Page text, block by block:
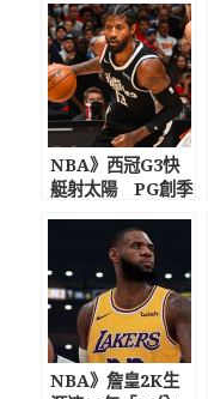
NBA》西冠G3快
艇射太陽 PG創季
聯盟最多
NBA》詹皇2K生